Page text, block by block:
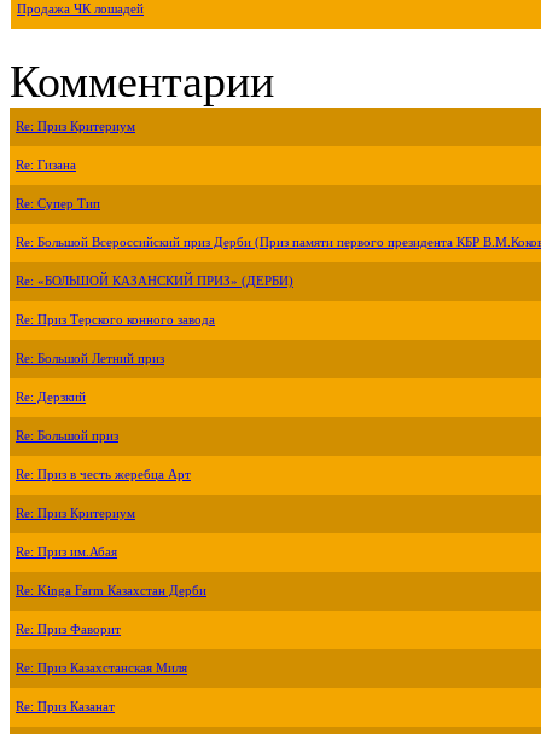
Продажа ЧК лошадей
Комментарии
Re: Приз Критериум
Re: Гизана
Re: Супер Тип
Re: Большой Всероссийский приз Дерби (Приз памяти первого президента КБР
Re: «БОЛЬШОЙ КАЗАНСКИЙ ПРИЗ» (ДЕРБИ)
Re: Приз Терского конного завода
Re: Большой Летний приз
Re: Дерзкий
Re: Большой приз
Re: Приз в честь жеребца Арт
Re: Приз Критериум
Re: Приз им.Абая
Re: Kinga Farm Казахстан Дерби
Re: Приз Фаворит
Re: Приз Казахстанская Миля
Re: Приз Казанат